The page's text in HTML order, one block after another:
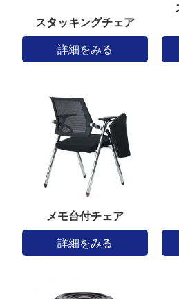
スタッキングチェア
詳細をみる
メモ台付チェア
詳細をみる